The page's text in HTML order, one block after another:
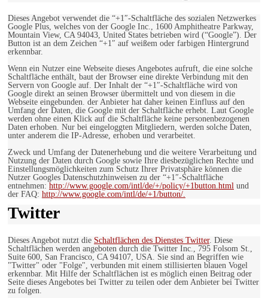
Dieses Angebot verwendet die “+1″-Schaltfläche des sozialen Netzwerkes
Google Plus, welches von der Google Inc., 1600 Amphitheatre Parkway,
Mountain View, CA 94043, United States betrieben wird (“Google”). Der
Button ist an dem Zeichen “+1″ auf weißem oder farbigen Hintergrund
erkennbar.
Wenn ein Nutzer eine Webseite dieses Angebotes aufruft, die eine solche
Schaltfläche enthält, baut der Browser eine direkte Verbindung mit den
Servern von Google auf. Der Inhalt der “+1″-Schaltfläche wird von
Google direkt an seinen Browser übermittelt und von diesem in die
Webseite eingebunden. der Anbieter hat daher keinen Einfluss auf den
Umfang der Daten, die Google mit der Schaltfläche erhebt. Laut Google
werden ohne einen Klick auf die Schaltfläche keine personenbezogenen
Daten erhoben. Nur bei eingeloggten Mitgliedern, werden solche Daten,
unter anderem die IP-Adresse, erhoben und verarbeitet.
Zweck und Umfang der Datenerhebung und die weitere Verarbeitung und
Nutzung der Daten durch Google sowie Ihre diesbezüglichen Rechte und
Einstellungsmöglichkeiten zum Schutz Ihrer Privatsphäre können die
Nutzer Googles Datenschutzhinweisen zu der “+1″-Schaltfläche
entnehmen: http://www.google.com/intl/de/+/policy/+1button.html und
der FAQ: http://www.google.com/intl/de/+1/button/.
Twitter
Dieses Angebot nutzt die Schaltflächen des Dienstes Twitter. Diese
Schaltflächen werden angeboten durch die Twitter Inc., 795 Folsom St.,
Suite 600, San Francisco, CA 94107, USA. Sie sind an Begriffen wie
"Twitter" oder "Folge", verbunden mit einem stillisierten blauen Vogel
erkennbar. Mit Hilfe der Schaltflächen ist es möglich einen Beitrag oder
Seite dieses Angebotes bei Twitter zu teilen oder dem Anbieter bei Twitter
zu folgen.